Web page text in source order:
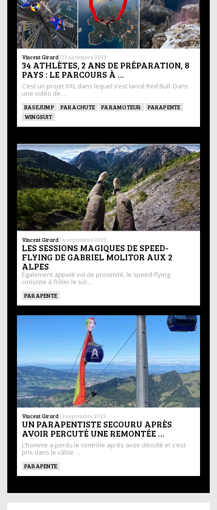
Vincent Girard | 13 novembre 2025
34 ATHLÈTES, 2 ANS DE PRÉPARATION, 8
PAYS : LE PARCOURS À …
C’est un projet XXL dans lequel s’est lancé Red Bull. Dans
une vidéo de …
BASEJUMP PARACHUTE PARAMOTEUR
PARAPENTE
WINGSUIT
Vincent Girard | 4 septembre 2025
LES SESSIONS MAGIQUES DE SPEED-
FLYING DE GABRIEL MOLITOR AUX 2
ALPES
Également appelé vol de proximité, le speed-flying
consiste à frôler le sol …
PARAPENTE
Vincent Girard | 2 septembre 2025
UN PARAPENTISTE SECOURU APRÈS
AVOIR PERCUTÉ UNE REMONTÉE …
L’homme a perdu le contrôle après avoir décollé et s’est
pris dans le câble …
PARAPENTE